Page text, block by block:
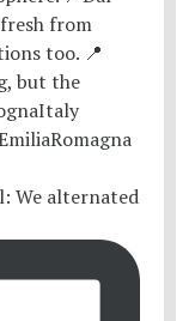
We alternated